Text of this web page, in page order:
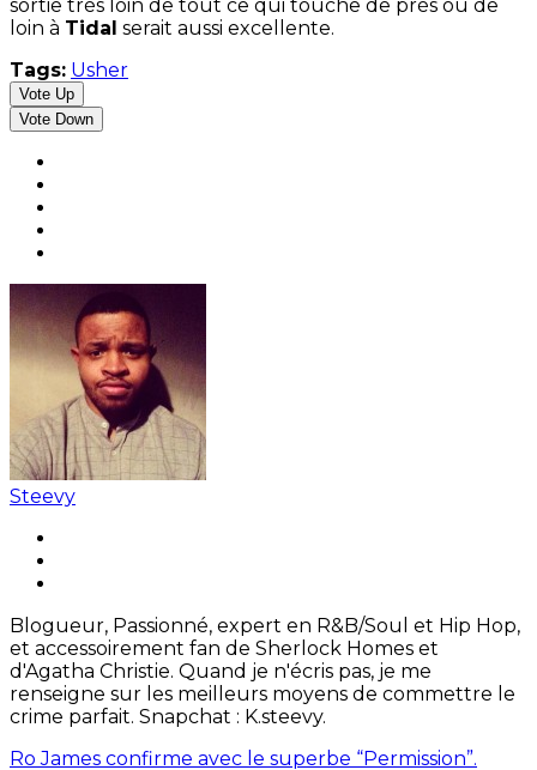
sortie très loin de tout ce qui touche de près ou de
loin à Tidal serait aussi excellente.
Tags: Usher
Vote Up
Vote Down
Steevy
Blogueur, Passionné, expert en R&B/Soul et Hip Hop,
et accessoirement fan de Sherlock Homes et
d'Agatha Christie. Quand je n'écris pas, je me
renseigne sur les meilleurs moyens de commettre le
crime parfait. Snapchat : K.steevy.
Ro James confirme avec le superbe “Permission”.